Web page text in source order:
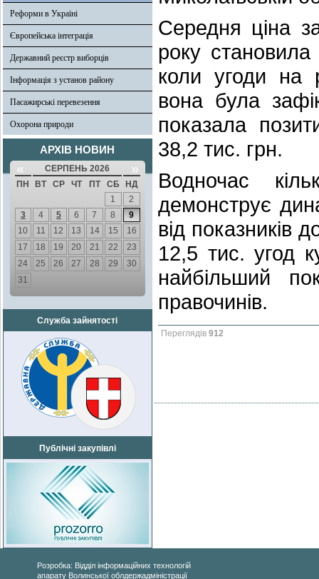
Реформи в Україні
Європейська інтеграція
Державний реєстр виборців
Інформація з установ району
Пасажирські перевезення
Охорона природи
АРХІВ НОВИН
« СЕРПЕНЬ 2026 »
ПН ВТ СР ЧТ ПТ СБ
НД
1
2
3
4 5 6 7 8
9
10
11 12 13 14 15
16
17
18 19 20 21 22
23
24
25 26 27 28 29
30
31
Служба зайнятості
Публічні закупівлі
Середня ціна
року
коли угоди на
вона була
показала
38,2 тис. грн.
Водночас
демонструє
від
12,5 тис. угод
найбільший
правочинів.
Переглядів 912
Розробка: Відділ інформаційних технологій
апарату Волинської облдержадміністрації